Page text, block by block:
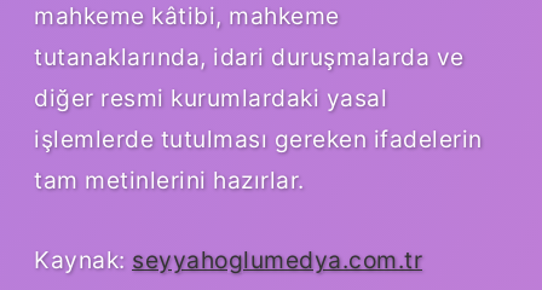
mahkeme kâtibi, mahkeme
tutanaklarında, idari duruşmalarda ve
diğer resmi kurumlardaki yasal
işlemlerde tutulması gereken ifadelerin
tam metinlerini hazırlar.
Kaynak: seyyahoglumedya.com.tr